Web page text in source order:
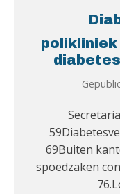
69Buiten
spoedzaken